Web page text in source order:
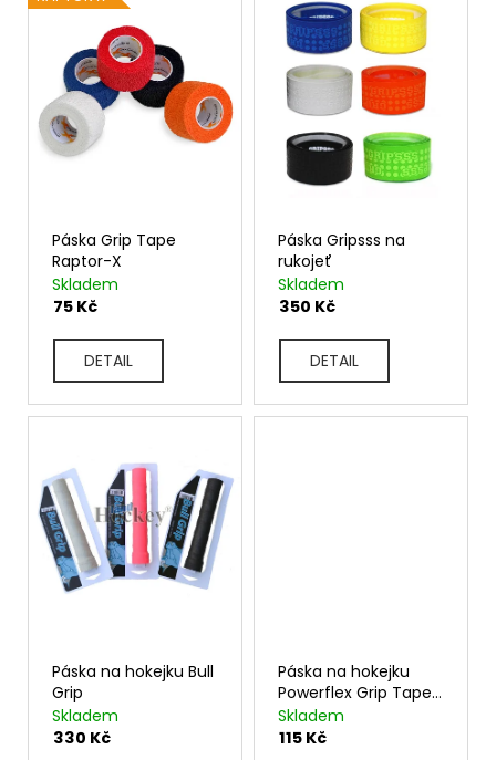
ý
Páska Grip Tape
Raptor-X
Skladem
75 Kč
DETAIL
Páska Gripsss na
rukojeť
Skladem
350 Kč
DETAIL
Páska na hokejku Bull
Grip
Skladem
330 Kč
Páska na hokejku
Powerflex Grip Tape
38mm x 4,57m
Skladem
115 Kč